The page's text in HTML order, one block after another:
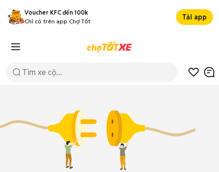
Voucher KFC đến 100k
Chỉ có trên app Chợ Tốt
Tải app